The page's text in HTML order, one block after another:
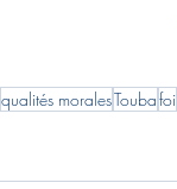
qualités moralesToubafoi